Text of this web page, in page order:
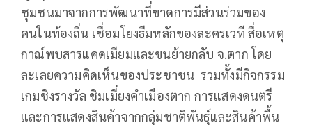
ชุมชนมาจากการพัฒนาที่ขาดการมีส่วนร่วมของ
คนในท้องถิ่น เชื่อมโยงธีมหลักของละครเวที สื่อเหตุ
กาณ์พบสารแคดเมียมและขนย้ายกลับ จ.ตาก โดย
ละเลยความคิดเห็นของประชาชน รวมทั้งมีกิจกรรม
เกมชิงรางวัล ชิมเมี่ยงคำเมืองตาก การแสดงดนตรี
และการแสดงสินค้าจากกลุ่มชาติพันธุ์และสินค้าพื้น